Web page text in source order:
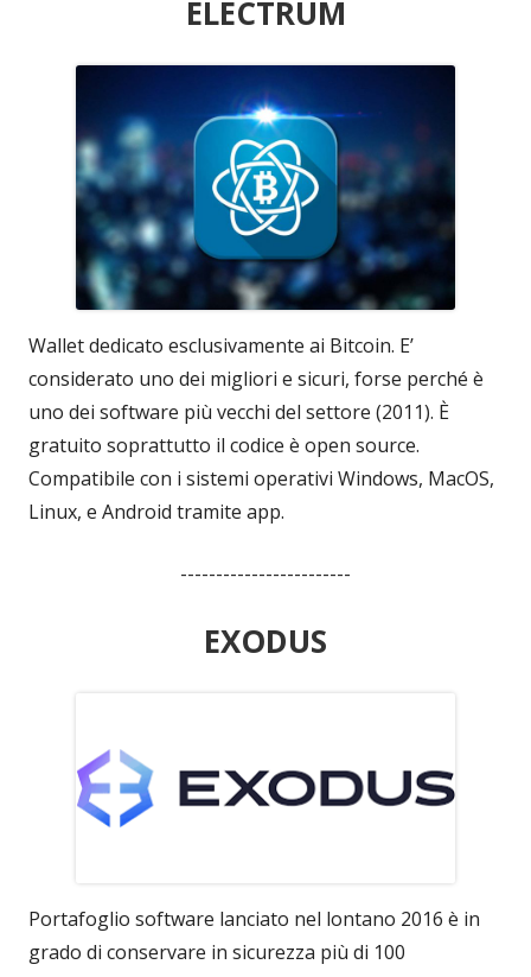
ELECTRUM
Wallet dedicato esclusivamente ai Bitcoin. E’
considerato uno dei migliori e sicuri, forse perché è
uno dei software più vecchi del settore (2011). È
gratuito soprattutto il codice è open source.
Compatibile con i sistemi operativi Windows, MacOS,
Linux, e Android tramite app.
------------------------
EXODUS
Portafoglio software lanciato nel lontano 2016 è in
grado di conservare in sicurezza più di 100